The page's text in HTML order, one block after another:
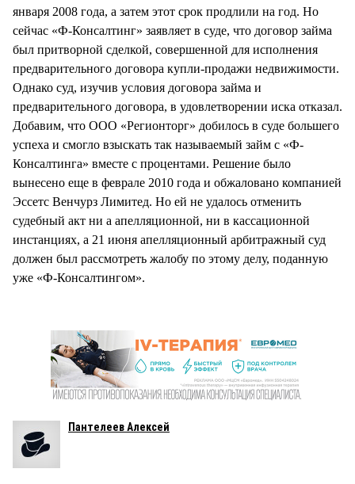
января 2008 года, а затем этот срок продлили на год. Но
сейчас «Ф-Консалтинг» заявляет в суде, что договор займа
был притворной сделкой, совершенной для исполнения
предварительного договора купли-продажи недвижимости.
Однако суд, изучив условия договора займа и
предварительного договора, в удовлетворении иска отказал.
Добавим, что ООО «Регионторг» добилось в суде большего
успеха и смогло взыскать так называемый займ с «Ф-
Консалтинга» вместе с процентами. Решение было
вынесено еще в феврале 2010 года и обжаловано компанией
Эссетс Венчурз Лимитед. Но ей не удалось отменить
судебный акт ни а апелляционной, ни в кассационной
инстанциях, а 21 июня апелляционный арбитражный суд
должен был рассмотреть жалобу по этому делу, поданную
уже «Ф-Консалтингом».
Пантелеев Алексей